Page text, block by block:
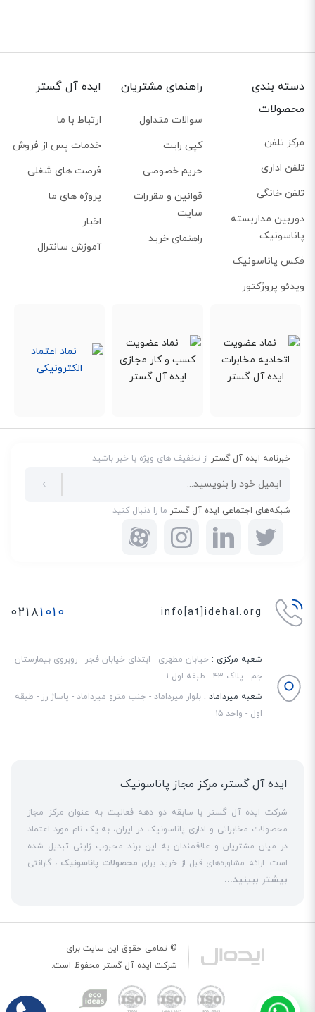
دسته بندی
محصولات
مرکز تلفن
تلفن اداری
تلفن خانگی
دوربین مداربسته
پاناسونیک
فکس پاناسونیک
ویدئو پروژکتور
راهنمای مشتریان
سوالات متداول
کپی رایت
حریم خصوصی
قوانین و مقررات
سایت
راهنمای خرید
ایده آل گستر
ارتباط با ما
خدمات پس از فروش
فرصت های شغلی
پروژه های ما
اخبار
آموزش سانترال
خبرنامه ایده آل گستراز تخفیف های ویژه با خبر باشید
شبکه‌های اجتماعی ایده آل گسترما را دنبال کنید
info[at]idehal.org ۰۲۱۸۱۰۱۰
شعبه مرکزی : خیابان مطهری - ابتدای خیابان فجر - روبروی بیمارستان
جم - پلاک ۴۳ - طبقه اول ۱
شعبه میرداماد : بلوار میرداماد - جنب مترو میرداماد - پاساژ رز - طبقه
اول - واحد ۱۵
ایده آل گستر، مرکز مجاز پاناسونیک
شرکت ایده آل گستر با سابقه دو دهه فعالیت به عنوان مرکز مجاز
محصولات مخابراتی و اداری پاناسونیک در ایران، به یک نام مورد اعتماد
در میان مشتریان و علاقمندان به این برند محبوب ژاپنی تبدیل شده
است. ارائه مشاوره‌های قبل از خرید برایمحصولات پاناسونیک، گارانتی
18 ماهه معتبر و شرکتی برای کلیه محصولات عرضه شده و تعهد کامل
انواع مراکز
سانترال
است. این مهم با اتکا به تکنسین‌های فنی و مجرب
که در ایننمایندگی سانترال پاناسونیک
حاضر هستند، حاصل می‌شود. به
خدمات مبتنی برتلفناز جمله عرضهتلفن بیسیمو تلفن رومیزی
بیشتر ببینید...
© تمامی حقوق این سایت برای
شرکتایده آل گسترمحفوظ است.